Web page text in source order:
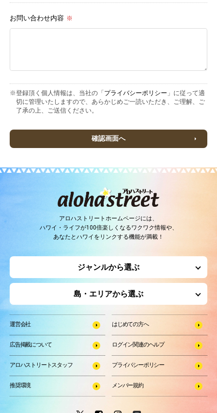
お問い合わせ内容 ※
※登録頂く個人情報は、当社の「 プライバシーポリシー 」に従って適
切に管理いたしますので、あらかじめご一読いただき、ご理解、ご
了承の上、ご送信ください。
確認画面へ
アロハストリートホームページには、
ハワイ・ライフが100倍楽しくなるワクワク情報や、
あなたとハワイをリンクする機能が満載！
ジャンルから選ぶ
島・エリアから選ぶ
運営会社 はじめての方へ
広告掲載について ログイン関連のヘルプ
アロハストリートスタッフ プライバシーポリシー
推奨環境 メンバー規約